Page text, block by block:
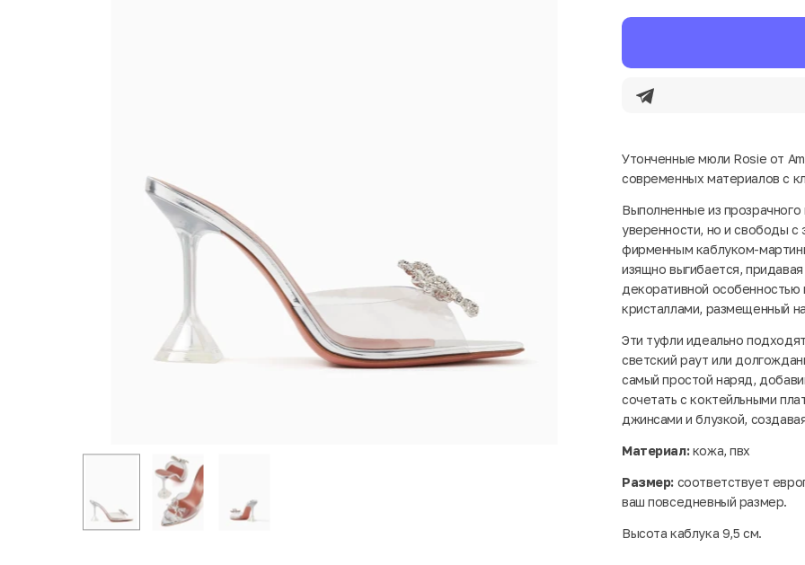
Утонченные мюли Rosie от
современных материалов с
Выполненные из
уверенности, но и свободы
фирменным каблуком-
изящно выгибается,
декоративной
кристаллами, размещенный
Эти туфли идеально
светский раут или
самый простой наряд,
сочетать с коктейльными
джинсами и блузкой,
Материал:кожа, пвх
Размер: соответствует
ваш повседневный размер.
Высота каблука 9,5 см.